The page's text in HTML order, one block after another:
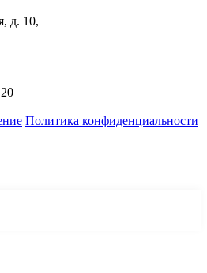
д. 10,
Политика конфиденциальности